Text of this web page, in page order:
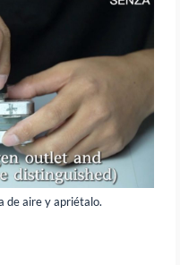
de aire y apriétalo.